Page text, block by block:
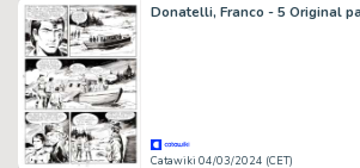
Catawiki 04/03/2024 (CET)